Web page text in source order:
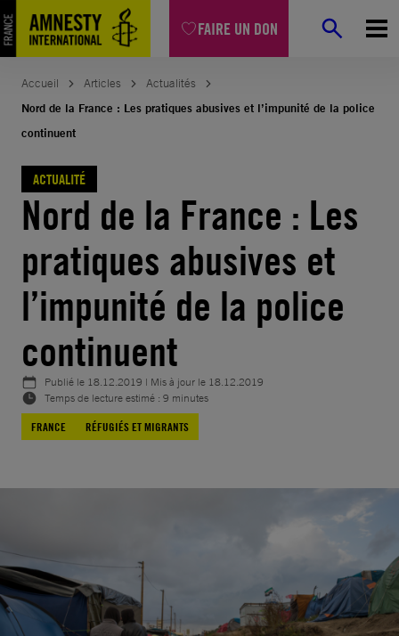
FAIRE UN DON
Aller
au
contenu
Accueil Articles
Actualités
Nord de la France : Les pratiques abusives et l’impunité de la police
continuent
ACTUALITÉ
Nord de la France : Les
pratiques abusives et
l’impunité de la police
continuent
Publié le 18.12.2019 | Mis à jour le 18.12.2019
Temps de lecture estimé : 9 minutes
FRANCE
RÉFUGIÉS ET MIGRANTS